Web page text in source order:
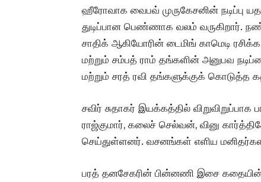
ஹீரோவாக வைபவ் முருகேசனின் நடிப்பு
துடிப்பான பெண்ணாக வலம் வருகிறார்.
சாதிக் ஆகியோரின் டைமிங் காமெடி
மற்றும் சம்பத் ராம் தங்களின் அனுபவ
மற்றும் சரத் ரவி தங்களுக்குக் கொடுத்த
சவிர் சுதாகர் இயக்கத்தில்
ராஜ்குமார், கலைச் செல்வன், வினு
செய்துள்ளனர். வசனங்கள் எளிய
பரத் தனசேகரின் பின்னணி இசை கதையின்